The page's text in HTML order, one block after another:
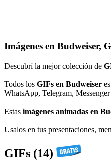
Imágenes en Budweiser,
Descubrí la mejor colección de
Todos los GIFs en Budweiser
WhatsApp, Telegram,
Estas imágenes animadas en
Usalos en tus presentaciones,
GIFs (14)